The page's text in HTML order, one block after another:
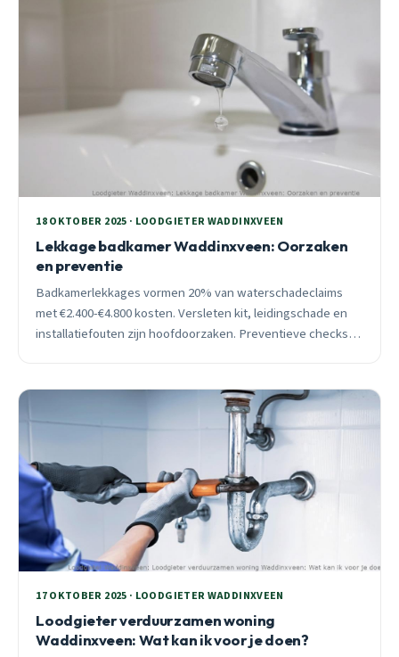
18 OKTOBER 2025 · LOODGIETER WADDINXVEEN
Lekkage badkamer Waddinxveen: Oorzaken
en preventie
Badkamerlekkages vormen 20% van waterschadeclaims
met €2.400-€4.800 kosten. Versleten kit, leidingschade en
installatiefouten zijn hoofdoorzaken. Preventieve checks in
17 OKTOBER 2025 · LOODGIETER WADDINXVEEN
Loodgieter verduurzamen woning
Waddinxveen: Wat kan ik voor je doen?